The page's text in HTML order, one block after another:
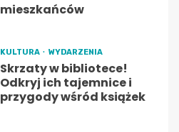
mieszkańców
KULTURA WYDARZENIA
Skrzaty w bibliotece!
Odkryj ich tajemnice i
przygody wśród książek